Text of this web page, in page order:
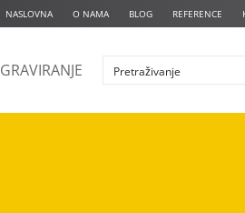
NASLOVNA O NAMA BLOG REFERENCE
GRAVIRANJE